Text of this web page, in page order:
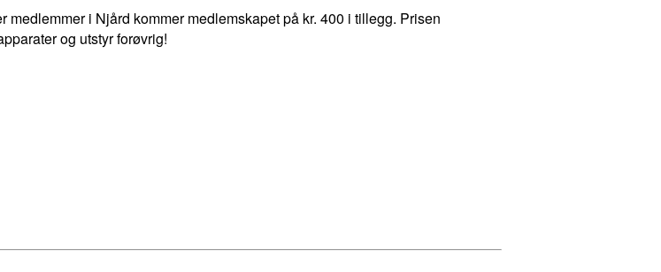
medlemmer i Njård kommer medlemskapet på kr. 400 i tillegg. Prisen
og utstyr forøvrig!